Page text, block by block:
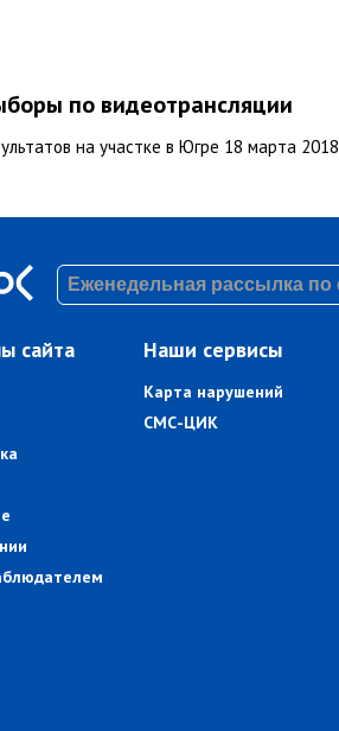
по видеотрансляции
на участке в Югре 18 марта 2018
сайта Наши сервисы
Карта нарушений
СМС-ЦИК